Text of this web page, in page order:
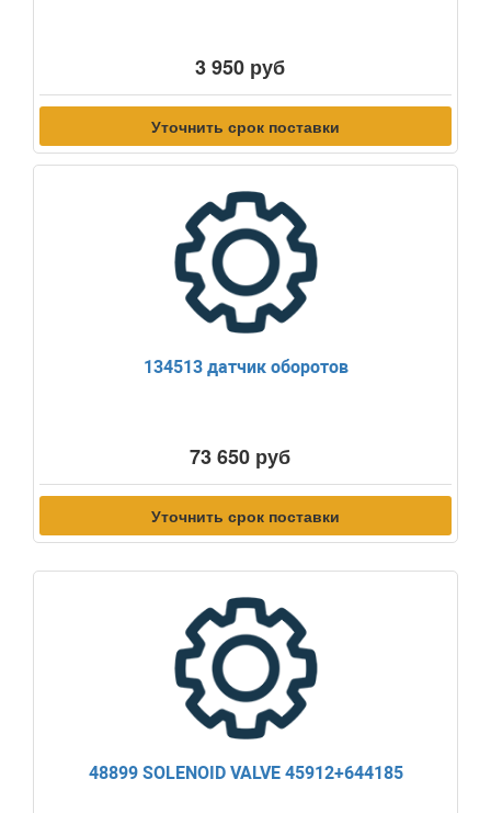
3 950 руб
Уточнить срок поставки
134513 датчик оборотов
73 650 руб
Уточнить срок поставки
48899 SOLENOID VALVE 45912+644185